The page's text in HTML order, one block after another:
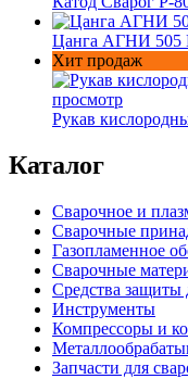
Цанга АГНИ 505
Хит продаж
просмотр
Рукав
Каталог
Сварочное и
Сварочные
Газопламенное
Сварочные
Средства защиты
Инструменты
Компрессоры и
Запчасти для